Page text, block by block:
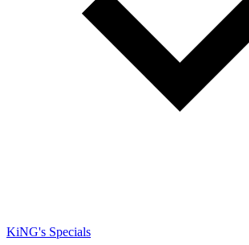
KiNG's Specials